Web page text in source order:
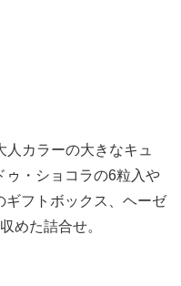
人カラーの大きなキュ
ゥ・ショコラの6粒入や
ギフトボックス、ヘーゼ
めた詰合せ。